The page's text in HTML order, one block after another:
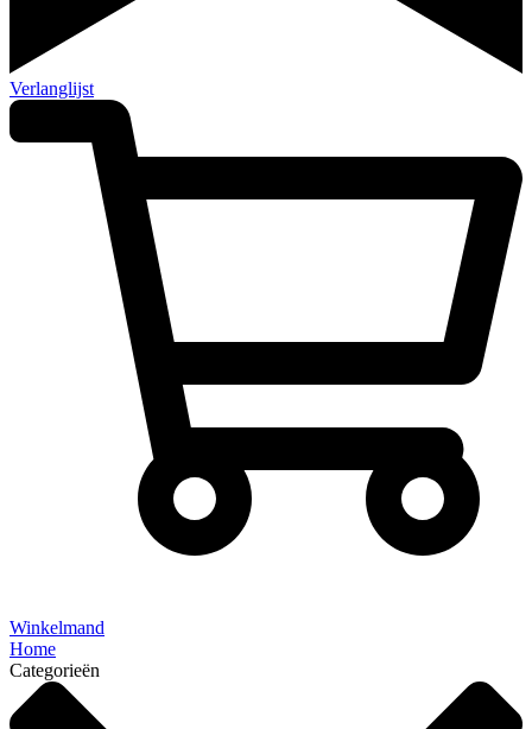
Verlanglijst
Winkelmand
Home
Categorieën